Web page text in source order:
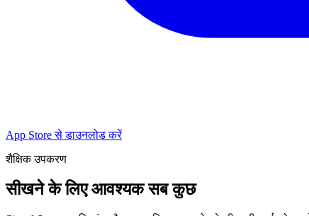
App Store से डाउनलोड करें
शैक्षिक उपकरण
सीखने के लिए आवश्यक सब कुछ